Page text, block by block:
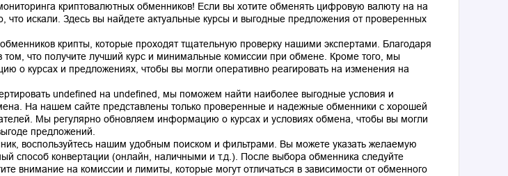
криптовалютных обменников! Если вы хотите обменять цифровую валюту на на
что искали. Здесь вы найдете актуальные курсы и выгодные предложения от проверенных
крипты, которые проходят тщательную проверку нашими экспертами. Благодаря
что получите лучший курс и минимальные комиссии при обмене. Кроме того, мы
о курсах и предложениях, чтобы вы могли оперативно реагировать на изменения на
undefined на undefined, мы поможем найти наиболее выгодные условия и
На нашем сайте представлены только проверенные и надежные обменники с хорошей
Мы регулярно обновляем информацию о курсах и условиях обмена, чтобы вы могли
предложений.
воспользуйтесь нашим удобным поиском и фильтрами. Вы можете указать желаемую
способ конвертации (онлайн, наличными и т.д.). После выбора обменника следуйте
внимание на комиссии и лимиты, которые могут отличаться в зависимости от обменного